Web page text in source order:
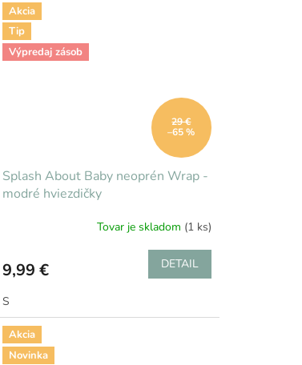
Akcia
Tip
Výpredaj zásob
29 €
–65 %
Splash About Baby neoprén Wrap -
modré hviezdičky
Tovar je skladom (1 ks)
9,99 € DETAIL
S
Akcia
Novinka